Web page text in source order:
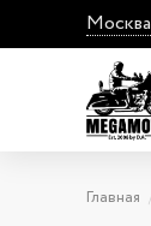
Москва
Главная